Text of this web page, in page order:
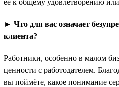
её к общему удовлетворению
► Что для вас означает
клиента?
Работники, особенно в малом
ценности с работодателем.
вы поймёте, какое понимание